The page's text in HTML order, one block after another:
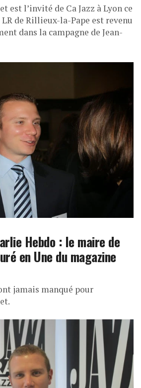
est l’invité de Ca Jazz à Lyon ce
de Rillieux-la-Pape est revenu
dans la campagne de Jean-
Hebdo : le maire de
en Une du magazine
jamais manqué pour